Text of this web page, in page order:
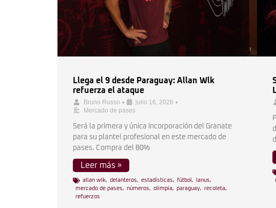
Llega el 9 desde Paraguay: Allan Wlk
refuerza el ataque
Bruno Russo • julio 16, 2026 •
Mercado de pases
Será la primera y única incorporación del Granate
para su plantel profesional en este mercado de
pases. Compra del 80%
Leer más »
allan wlk, delanteros, estadísticas, fútbol , lanus,
mercado de pases, números, olimpia, paraguay, recoleta,
refuerzos